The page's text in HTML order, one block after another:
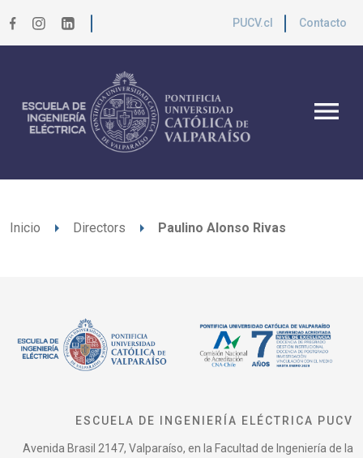
PUCV.cl Contacto
menu
Inicio arrow_right Directors arrow_right Paulino Alonso Rivas
ESCUELA DE INGENIERÍA ELÉCTRICA PUCV
Avenida Brasil 2147, Valparaíso, en la Facultad de Ingeniería de la